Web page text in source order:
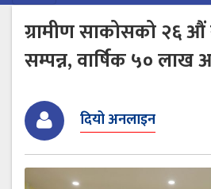
ग्रामीण साकोसको २६
सम्पन्न, वार्षिक ५० लाख
दियो अनलाइन